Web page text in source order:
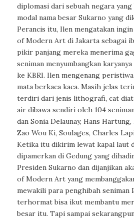
diplomasi dari sebuah negara
modal nama besar Sukarno yang
Perancis itu, Ilen mengatakan
of Modern Art di Jakarta sebagai
pikir panjang mereka menerima
seniman menyumbangkan
ke KBRI. Ilen mengenang
mata berkaca kaca. Masih jelas
terdiri dari jenis lithografi, cat
air dibawa sendiri oleh 104
dan Sonia Delaunay, Hans Hartung,
Zao Wou Ki, Soulages, Charles
Ketika itu dikirim lewat kapal laut
dipamerkan di Gedung yang
Presiden Sukarno dan dijanjikan
of Modern Art yang
mewakili para penghibah seniman
terhormat bisa ikut membantu
besar itu. Tapi sampai